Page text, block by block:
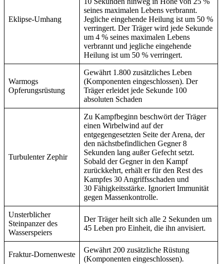
Eklipse-Umhang
seines maximalen Lebens verbrannt.
Jegliche eingehende Heilung ist um 50 %
verringert. Der Träger wird jede Sekunde
um 4 % seines maximalen Lebens
verbrannt und jegliche eingehende
Heilung ist um 50 % verringert.
Warmogs
Opferungsrüstung
Gewährt 1.800 zusätzliches Leben
(Komponenten eingeschlossen). Der
Träger erleidet jede Sekunde 100
absoluten Schaden
Turbulenter Zephir
Zu Kampfbeginn beschwört der Träger
einen Wirbelwind auf der
entgegengesetzten Seite der Arena, der
den nächstbefindlichen Gegner 8
Sekunden lang außer Gefecht setzt.
Sobald der Gegner in den Kampf
zurückkehrt, erhält er für den Rest des
Kampfes 30 Angriffsschaden und
30 Fähigkeitsstärke. Ignoriert Immunität
gegen Massenkontrolle.
Unsterblicher
Steinpanzer des
Wasserspeiers
Der Träger heilt sich alle 2 Sekunden um
45 Leben pro Einheit, die ihn anvisiert.
Fraktur-Dornenweste
Gewährt 200 zusätzliche Rüstung
(Komponenten eingeschlossen).